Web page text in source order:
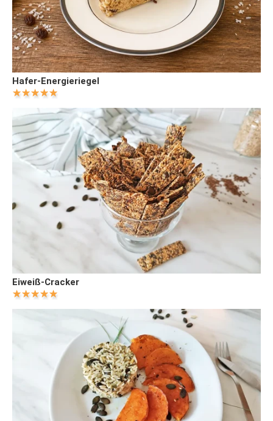
Hafer-Energieriegel
Eiweiß-Cracker